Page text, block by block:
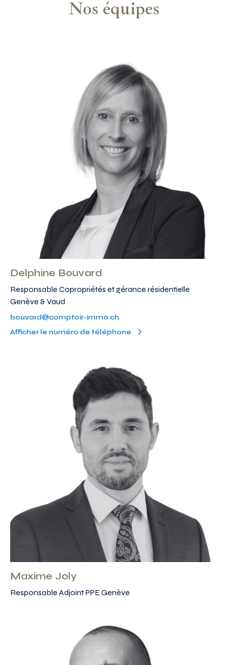
Nos équipes
Delphine Bouvard
Responsable Copropriétés et gérance résidentielle
Genève & Vaud
bouvard@comptoir-immo.ch
Afficher le numéro de téléphone
Maxime Joly
Responsable Adjoint PPE Genève